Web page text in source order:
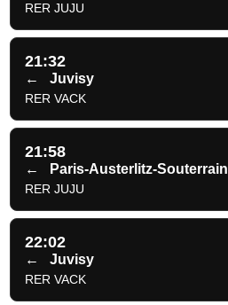
RER JUJU
21:32
← Juvisy
RER VACK
21:58
← Paris-Austerlitz-Souterrain
RER JUJU
22:02
← Juvisy
RER VACK